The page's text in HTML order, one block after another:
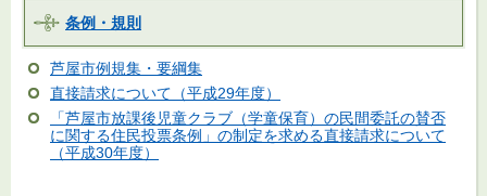
条例・規則
芦屋市例規集・要綱集
直接請求について（平成29年度）
「芦屋市放課後児童クラブ（学童保育）の民間委託の賛否
に関する住民投票条例」の制定を求める直接請求について
（平成30年度）